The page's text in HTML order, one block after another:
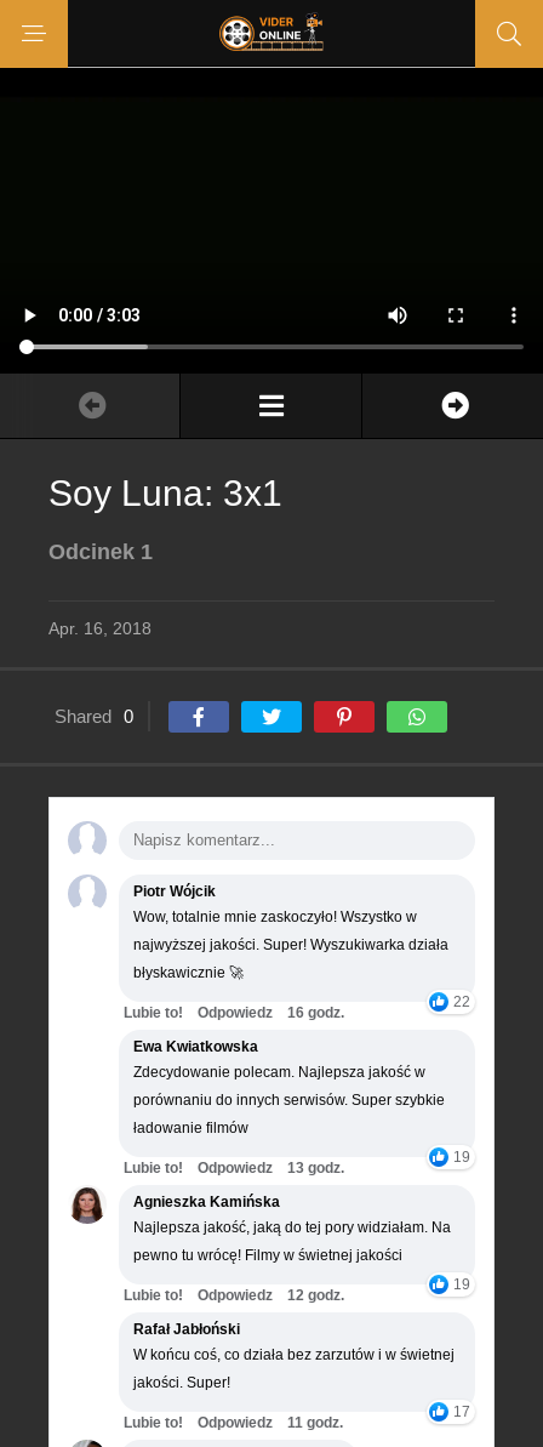
Soy Luna: 3x1
Odcinek 1
Apr. 16, 2018
Shared 0
Piotr Wójcik
Wow, totalnie mnie zaskoczyło! Wszystko w
najwyższej jakości. Super! Wyszukiwarka działa
błyskawicznie 🚀
22
Lubie to! Odpowiedz
16 godz.
Ewa Kwiatkowska
Zdecydowanie polecam. Najlepsza jakość w
porównaniu do innych serwisów. Super szybkie
ładowanie filmów
19
Lubie to! Odpowiedz
13 godz.
Agnieszka Kamińska
Najlepsza jakość, jaką do tej pory widziałam. Na
pewno tu wrócę! Filmy w świetnej jakości
19
Lubie to! Odpowiedz
12 godz.
Rafał Jabłoński
W końcu coś, co działa bez zarzutów i w świetnej
jakości. Super!
17
Lubie to! Odpowiedz
11 godz.